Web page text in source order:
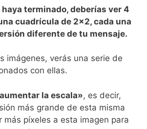
terminado, deberías ver 4
cuadrícula de 2×2, cada una
diferente de tu mensaje.
imágenes, verás una serie de
con ellas.
la escala», es decir,
más grande de esta misma
más píxeles a esta imagen para